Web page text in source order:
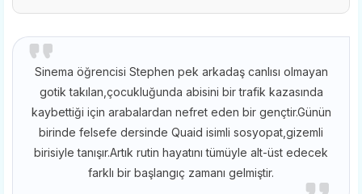
Sinema öğrencisi Stephen pek arkadaş canlısı olmayan
gotik takılan,çocukluğunda abisini bir trafik kazasında
kaybettiği için arabalardan nefret eden bir gençtir.Günün
birinde felsefe dersinde Quaid isimli sosyopat,gizemli
birisiyle tanışır.Artık rutin hayatını tümüyle alt-üst edecek
farklı bir başlangıç zamanı gelmiştir.